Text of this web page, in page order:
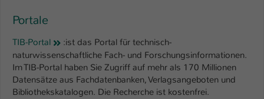
Portale
TIB-Portal :ist das Portal für technisch-
naturwissenschaftliche Fach- und Forschungsinformationen.
Im TIB-Portal haben Sie Zugriff auf mehr als 170 Millionen
Datensätze aus Fachdatenbanken, Verlagsangeboten und
Bibliothekskatalogen. Die Recherche ist kostenfrei.
gewährt.
Name be_typo_user